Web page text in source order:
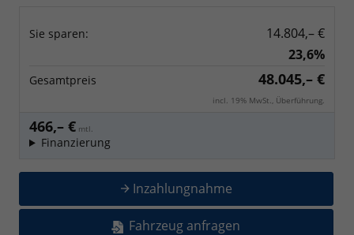
Sie sparen:
14.804,– €
23,6%
Gesamtpreis 48.045,– €
incl. 19% MwSt., Überführung.
466,– € mtl.
Finanzierung
Inzahlungnahme
Fahrzeug anfragen